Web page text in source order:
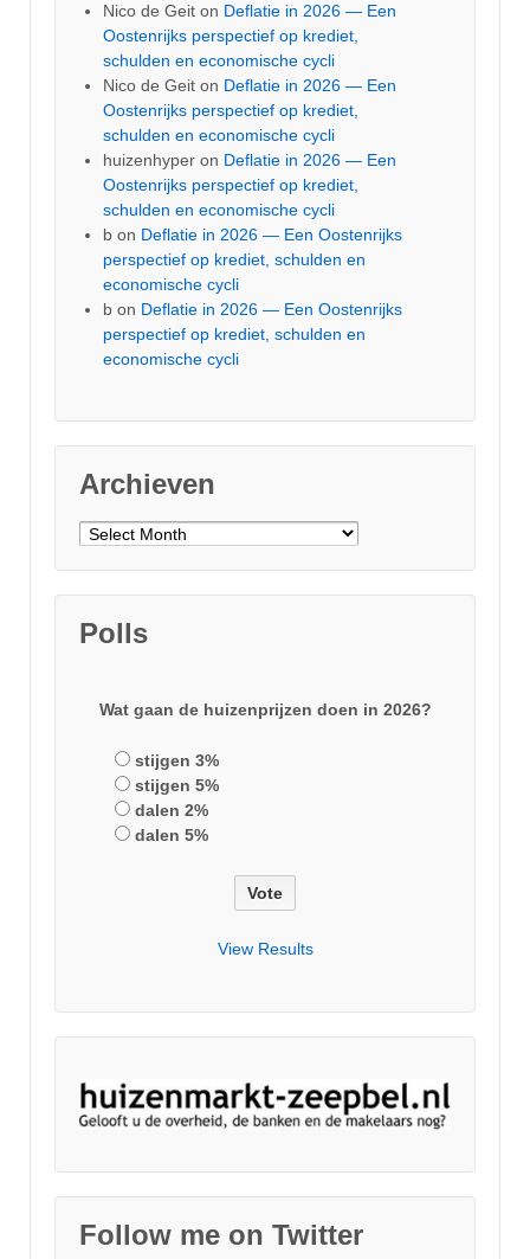
Nico de Geit on Deflatie in 2026 — Een
Oostenrijks perspectief op krediet,
schulden en economische cycli
Nico de Geit on Deflatie in 2026 — Een
Oostenrijks perspectief op krediet,
schulden en economische cycli
huizenhyper on Deflatie in 2026 — Een
Oostenrijks perspectief op krediet,
schulden en economische cycli
b on Deflatie in 2026 — Een Oostenrijks
perspectief op krediet, schulden en
economische cycli
b on Deflatie in 2026 — Een Oostenrijks
perspectief op krediet, schulden en
economische cycli
Archieven
Archieven
Polls
Wat gaan de huizenprijzen doen in 2026?
stijgen 3%
stijgen 5%
dalen 2%
dalen 5%
View Results
Follow me on Twitter